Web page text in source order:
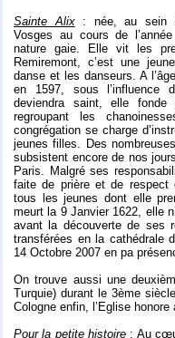
Sainte Alix: née, au sein
Vosges au cours de
nature gaie. Elle vit les
Remiremont, c’est une
danse et les danseurs. A
en 1597, sous l’influence
deviendra saint, elle fonde
regroupant les
congrégation se charge
jeunes filles. Des
subsistent encore de nos
Paris. Malgré ses
faite de prière et de
tous les jeunes dont elle
meurt la 9 Janvier 1622, elle
avant la découverte de ses
transférées en la cathédrale
14 Octobre 2007 en pa
On trouve aussi une
Turquie) durant le 3ème
Cologne enfin, l’Eglise
Pour la petite histoire : Au